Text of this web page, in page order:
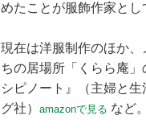
めたことが服飾作家とし
現在は洋服制作のほか
ちの居場所「くらら庵
シピノート』（主婦と生
グ社） amazonで見る など。